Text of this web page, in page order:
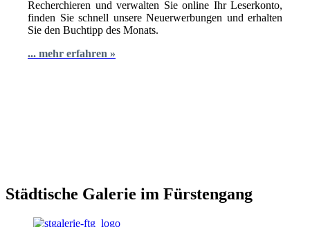
Recherchieren und verwalten Sie online Ihr Leserkonto,
finden Sie schnell unsere Neuerwerbungen und erhalten
Sie den Buchtipp des Monats.
... mehr erfahren »
Städtische Galerie im Fürstengang